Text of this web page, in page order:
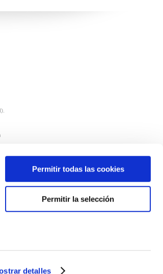
detalles
Permitir todas las cookies
Permitir la selección